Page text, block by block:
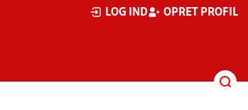
LOG IND OPRET PROFIL